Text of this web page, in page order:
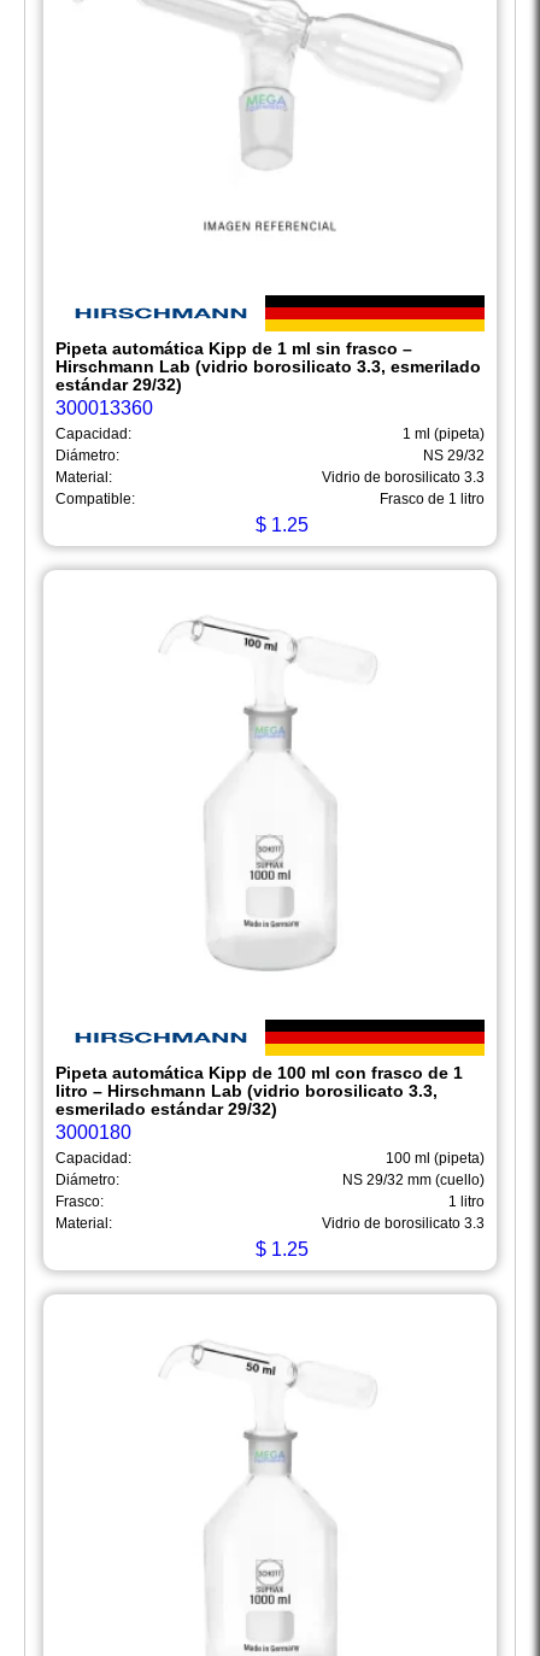
Pipeta automática Kipp de 1 ml sin frasco –
Hirschmann Lab (vidrio borosilicato 3.3, esmerilado
estándar 29/32)
300013360
Capacidad:
1 ml (pipeta)
Diámetro:
NS 29/32
Material:
Vidrio de borosilicato 3.3
Compatible:
Frasco de 1 litro
$ 1.25
Pipeta automática Kipp de 100 ml con frasco de 1
litro – Hirschmann Lab (vidrio borosilicato 3.3,
esmerilado estándar 29/32)
3000180
Capacidad:
100 ml (pipeta)
Diámetro:
NS 29/32 mm (cuello)
Frasco:
1 litro
Material:
Vidrio de borosilicato 3.3
$ 1.25